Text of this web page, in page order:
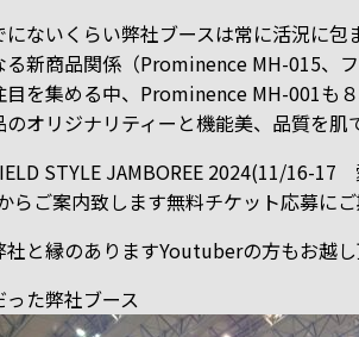
にないくらい弊社ブースは常に活況に包
新商品関係（Prominence MH-015、フ
目を集める中、Prominence MH-001も
オリジナリティーと機能美、品質を肌
STYLE JAMBOREE 2024(11/16-
らご案内致します無料チケット応募に
社と縁のありますYoutuberの方もお越し
った弊社ブース